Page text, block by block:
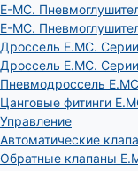
E-MC.
E-MC.
Дроссель E.MC.
Дроссель E.MC.
Пневмодроссель
Цанговые фитинги
Управление
Автоматические
Обратные клапаны